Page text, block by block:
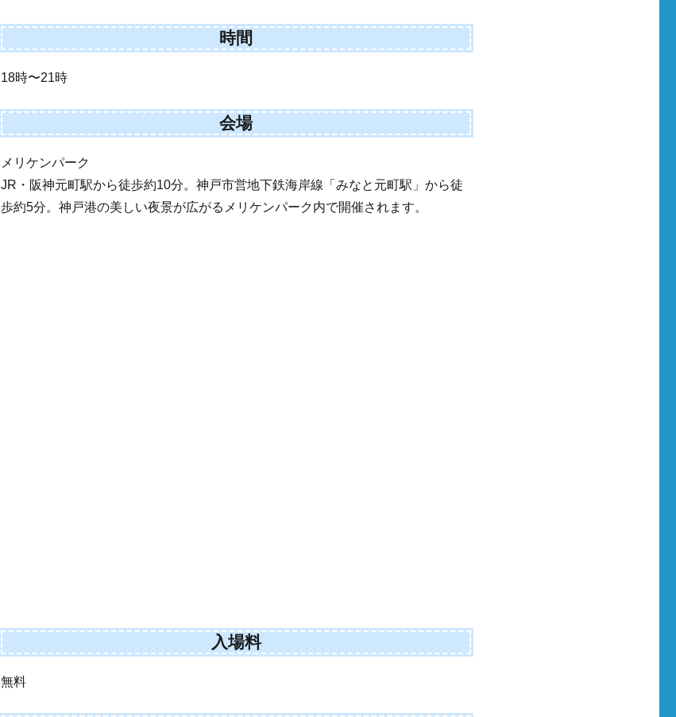
時間
18時〜21時
会場
メリケンパーク
JR・阪神元町駅から徒歩約10分。神戸市営地下鉄海岸線「みなと元町駅」から徒
歩約5分。神戸港の美しい夜景が広がるメリケンパーク内で開催されます。
入場料
無料